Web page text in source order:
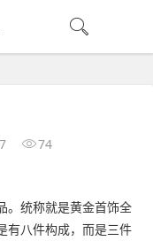
74
。统称就是黄金首饰全
有八件构成，而是三件